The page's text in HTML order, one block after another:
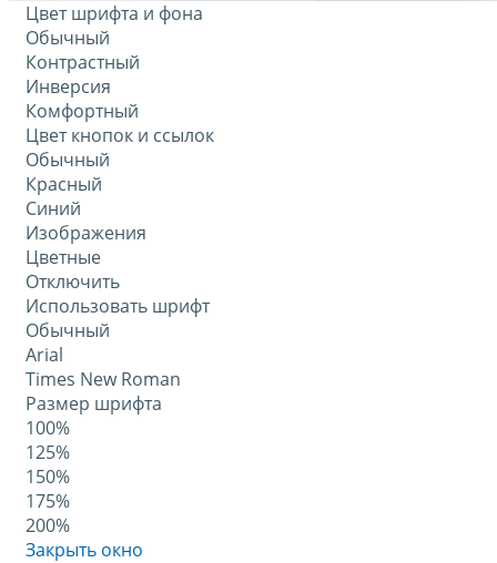
Цвет шрифта и фона
Обычный
Контрастный
Инверсия
Комфортный
Цвет кнопок и ссылок
Обычный
Красный
Синий
Изображения
Цветные
Отключить
Использовать шрифт
Обычный
Arial
Times New Roman
Размер шрифта
100%
125%
150%
175%
200%
Закрыть окно